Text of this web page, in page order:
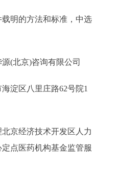
明的方法和标准，中选
(北京)咨询有限公司
区八里庄路62号院1
京经济技术开发区人力
点医药机构基金监管服